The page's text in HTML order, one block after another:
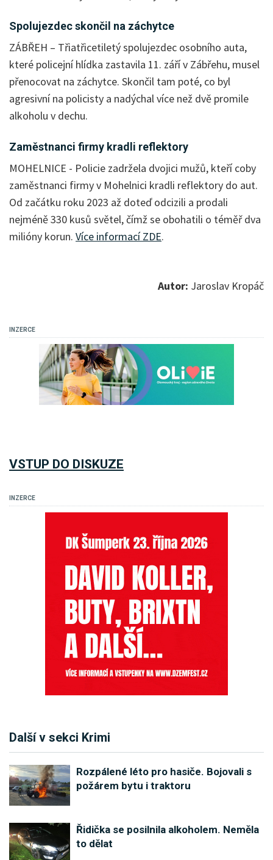
Spolujezdec skončil na záchytce
ZÁBŘEH – Třiatřicetiletý spolujezdec osobního auta,
které policejní hlídka zastavila 11. září v Zábřehu, musel
přenocovat na záchytce. Skončil tam poté, co byl
agresivní na policisty a nadýchal více než dvě promile
alkoholu v dechu.
Zaměstnanci firmy kradli reflektory
MOHELNICE - Policie zadržela dvojici mužů, kteří coby
zaměstnanci firmy v Mohelnici kradli reflektory do aut.
Od začátku roku 2023 až doteď odcizili a prodali
nejméně 330 kusů světel, čímž se obohatili o téměř dva
milióny korun. Více informací ZDE.
Autor: Jaroslav Kropáč
INZERCE
VSTUP DO DISKUZE
INZERCE
Další v sekci Krimi
Rozpálené léto pro hasiče. Bojovali s
požárem bytu i traktoru
Řidička se posilnila alkoholem. Neměla
to dělat